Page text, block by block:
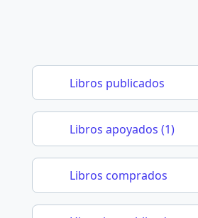
Libros publicados
Libros apoyados (1)
Libros comprados